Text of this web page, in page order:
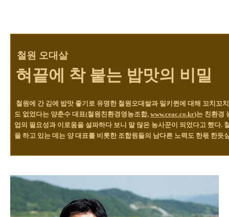
철원 오대살
혀끝에 착 붙는 밥맛의 비밀
철원에 간 김에 밥맛 좋기로 유명한 철원오대쌀과 밀키퀸에 대해 꼬치꼬
도 없었다는 양춘수 대표(철원친환경영농조합, www.ceac.co.kr)는 친환경
업의 필요성과 이로움을 설파하다 보니 말 많은 농사꾼이 되었다고 했다.
을 하고 있는 데는 양 대표를 비롯한 조합원들의 남다른 노력도 한몫 한듯